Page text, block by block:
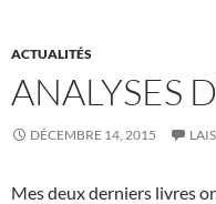
ACTUALITÉS
ANALYSES
DÉCEMBRE 14, 2015
Mes deux derniers livres